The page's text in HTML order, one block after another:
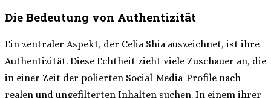
Die Bedeutung von Authentizität
Ein zentraler Aspekt, der Celia Shia auszeichnet, ist ihre
Authentizität. Diese Echtheit zieht viele Zuschauer an, die
in einer Zeit der polierten Social-Media-Profile nach
realen und ungefilterten Inhalten suchen. In einem ihrer